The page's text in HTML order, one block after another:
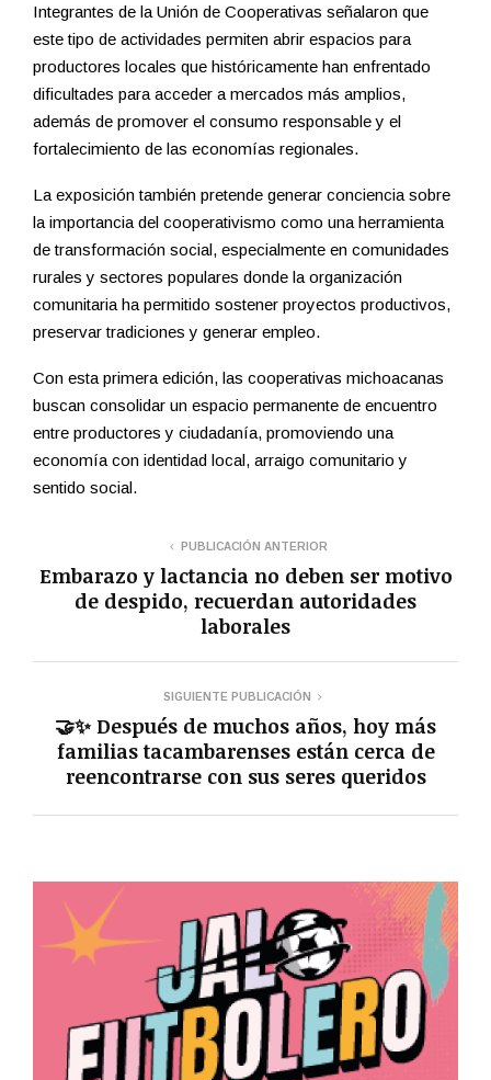
Integrantes de la Unión de Cooperativas señalaron que
este tipo de actividades permiten abrir espacios para
productores locales que históricamente han enfrentado
dificultades para acceder a mercados más amplios,
además de promover el consumo responsable y el
fortalecimiento de las economías regionales.
La exposición también pretende generar conciencia sobre
la importancia del cooperativismo como una herramienta
de transformación social, especialmente en comunidades
rurales y sectores populares donde la organización
comunitaria ha permitido sostener proyectos productivos,
preservar tradiciones y generar empleo.
Con esta primera edición, las cooperativas michoacanas
buscan consolidar un espacio permanente de encuentro
entre productores y ciudadanía, promoviendo una
economía con identidad local, arraigo comunitario y
sentido social.
PUBLICACIÓN ANTERIOR
Embarazo y lactancia no deben ser motivo
de despido, recuerdan autoridades
laborales
SIGUIENTE PUBLICACIÓN
🤝✨ Después de muchos años, hoy más
familias tacambarenses están cerca de
reencontrarse con sus seres queridos